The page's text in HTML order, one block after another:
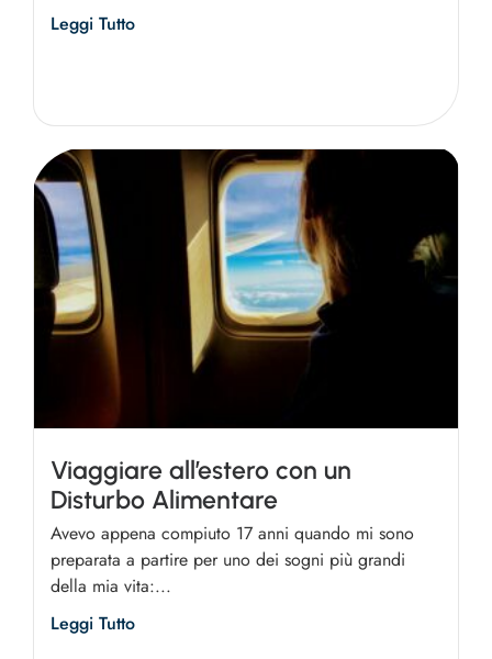
Leggi Tutto
Viaggiare all’estero con un
Disturbo Alimentare
Avevo appena compiuto 17 anni quando mi sono
preparata a partire per uno dei sogni più grandi
della mia vita:...
Leggi Tutto